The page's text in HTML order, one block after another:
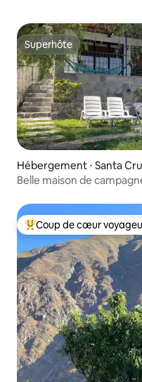
Superhôte
Superhôte
Hébergement ⋅ Santa
Belle maison de
Coups de cœur
Coup de cœur